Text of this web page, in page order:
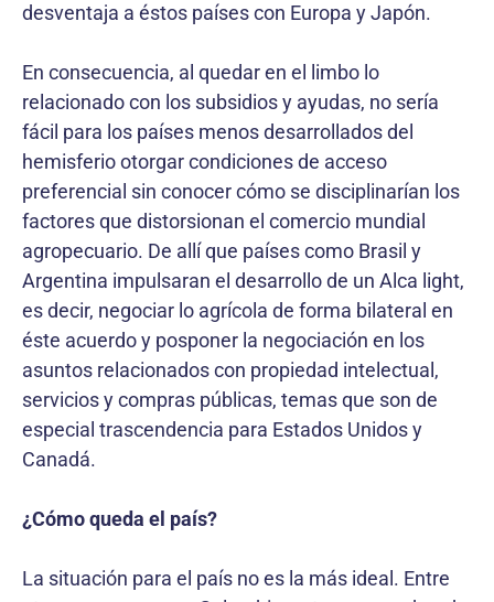
desventaja a éstos países con Europa y Japón.
En consecuencia, al quedar en el limbo lo
relacionado con los subsidios y ayudas, no sería
fácil para los países menos desarrollados del
hemisferio otorgar condiciones de acceso
preferencial sin conocer cómo se disciplinarían los
factores que distorsionan el comercio mundial
agropecuario. De allí que países como Brasil y
Argentina impulsaran el desarrollo de un Alca light,
es decir, negociar lo agrícola de forma bilateral en
éste acuerdo y posponer la negociación en los
asuntos relacionados con propiedad intelectual,
servicios y compras públicas, temas que son de
especial trascendencia para Estados Unidos y
Canadá.
¿Cómo queda el país?
La situación para el país no es la más ideal. Entre